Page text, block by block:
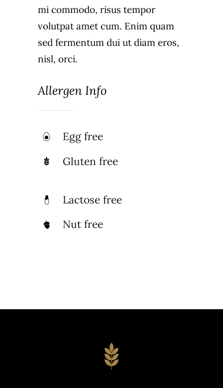
mi commodo, risus tempor
volutpat amet cum. Enim quam
sed fermentum dui ut diam eros,
nisl, orci.
Allergen Info
Egg free
Gluten free
Lactose free
Nut free